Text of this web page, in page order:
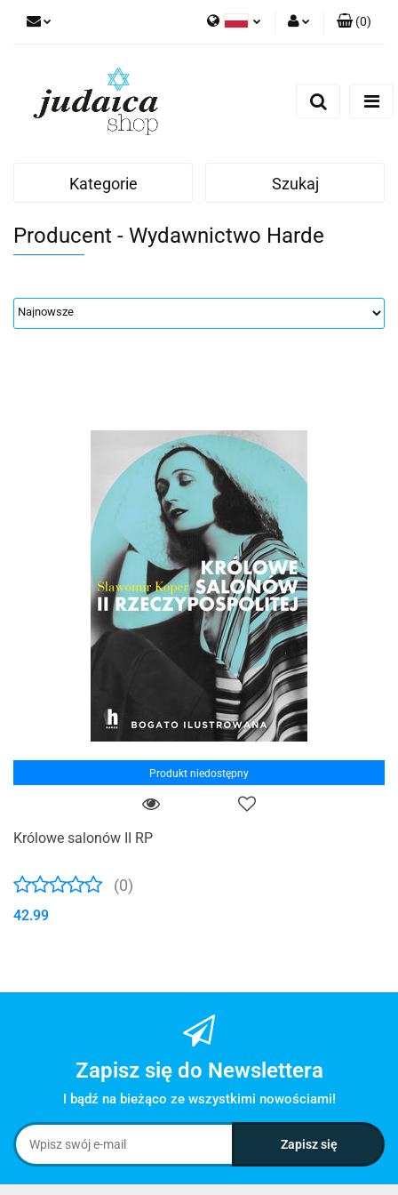
(0)
Kategorie Szukaj
Producent - Wydawnictwo Harde
Produkt niedostępny
Królowe salonów II RP
(0)
42.99
Zapisz się do Newslettera
I bądź na bieżąco ze wszystkimi nowościami!